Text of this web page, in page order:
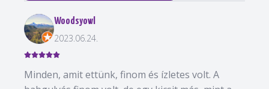
Woodsyowl
2023.06.24.
Minden, amit ettünk, finom és ízletes volt. A